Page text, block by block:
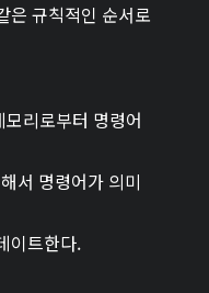
은 규칙적인 순서로
리로부터 명령어
서 명령어가 의미
이트한다.